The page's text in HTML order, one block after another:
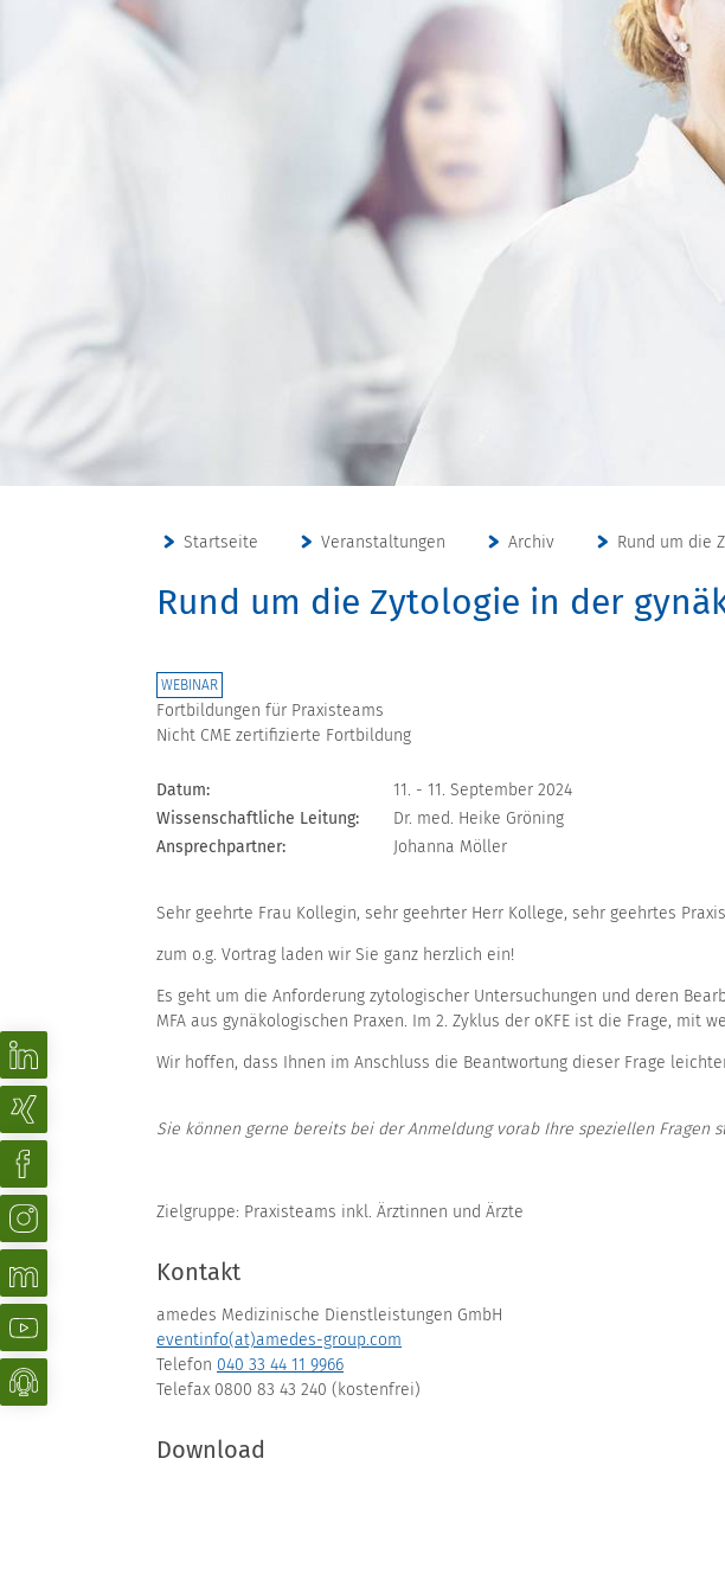
Startseite Veranstaltungen Archiv Rund um die
Rund um die Zytologie in der
WEBINAR
Fortbildungen für Praxisteams
Nicht CME zertifizierte Fortbildung
Datum:
11. - 11. September 2024
Wissenschaftliche Leitung:
Dr. med. Heike Gröning
Ansprechpartner:
Johanna Möller
Sehr geehrte Frau Kollegin, sehr geehrter Herr Kollege, sehr geehrtes
zum o.g. Vortrag laden wir Sie ganz herzlich ein!
Es geht um die Anforderung zytologischer Untersuchungen und deren
MFA aus gynäkologischen Praxen. Im 2. Zyklus der oKFE ist die Frage,
Wir hoffen, dass Ihnen im Anschluss die Beantwortung dieser Frage
Sie können gerne bereits bei der Anmeldung vorab Ihre speziellen Fragen
Zielgruppe: Praxisteams inkl. Ärztinnen und Ärzte
Kontakt
amedes Medizinische Dienstleistungen GmbH
eventinfo(at)amedes-group.com
Telefon 040 33 44 11 9966
Telefax 0800 83 43 240 (kostenfrei)
Download